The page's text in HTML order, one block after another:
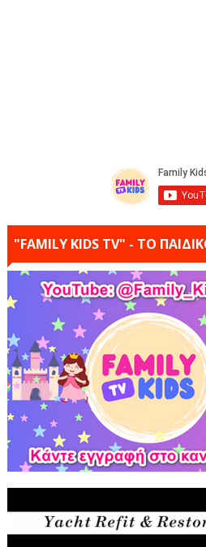
"FAMILY KIDS TV" - ΤΟ